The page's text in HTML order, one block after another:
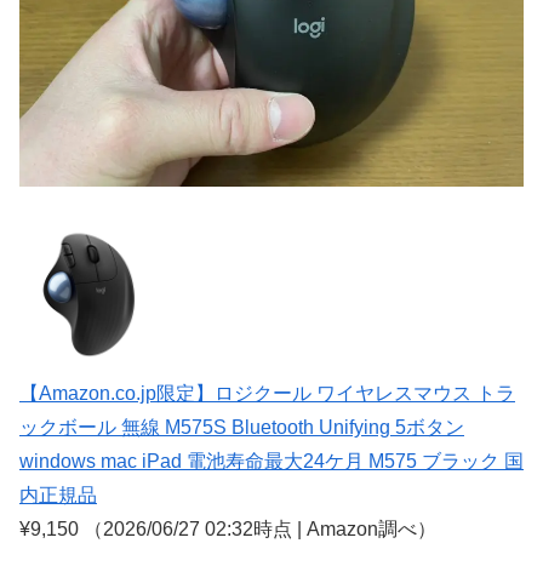
【Amazon.co.jp限定】ロジクール ワイヤレスマウス トラ
ックボール 無線 M575S Bluetooth Unifying 5ボタン
windows mac iPad 電池寿命最大24ケ月 M575 ブラック 国
内正規品
¥9,150
（2026/06/27 02:32時点 | Amazon調べ）